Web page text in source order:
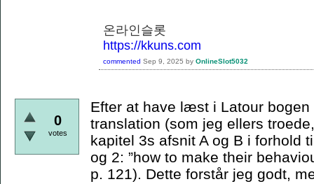
온라인슬롯
https://kkuns.com
commented Sep 9, 2025 by OnlineSlot5032
0
votes
Efter at have læst i Latour
translation (som jeg ellers
kapitel 3s afsnit A og B i forhold
og 2: ”how to make their
p. 121). Dette forstår jeg godt,